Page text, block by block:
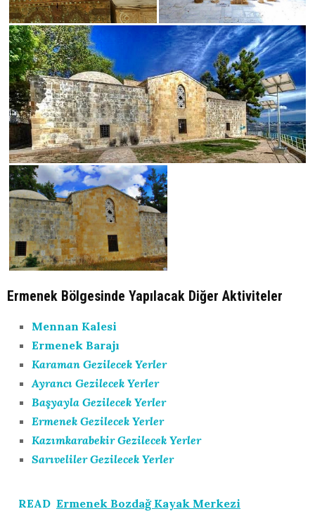
Ermenek Bölgesinde Yapılacak Diğer Aktiviteler
Mennan Kalesi
Ermenek Barajı
Karaman Gezilecek Yerler
Ayrancı Gezilecek Yerler
Başyayla Gezilecek Yerler
Ermenek Gezilecek Yerler
Kazımkarabekir Gezilecek Yerler
Sarıveliler Gezilecek Yerler
READ Ermenek Bozdağ Kayak Merkezi